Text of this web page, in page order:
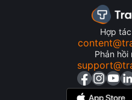
Hợp
Phản